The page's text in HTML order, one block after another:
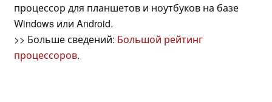
процессор для планшетов и ноутбуков на базе
Windows или Android.
>> Больше сведений: Большой рейтинг
процессоров.